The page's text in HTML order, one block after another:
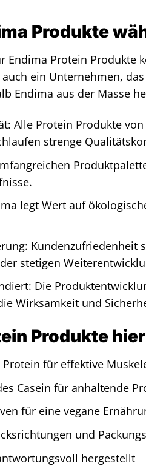
Produkte
Endima Protein Produkte
ein Unternehmen,
Endima aus der Masse
Alle Protein Produkte
strenge
legt Wert auf
Kundenzufriedenheit
stetigen
Die
Wirksamkeit und
Produkte
Protein für effektive
Casein für anhaltende
für eine vegane
und
hergestellt